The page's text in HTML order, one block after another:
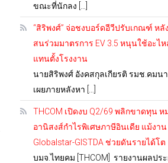
ขณะที่นักลง […]
“สิริพงศ์” จ่อชงบอร์ดอีวีปรับเกณฑ์ หลั
สนร่วมมาตรการ EV 3.5 หนุนใช้อะไห
แทนตั้งโรงงาน
นายสิริพงศ์ อังคสกุลเกียรติ รมช.คมน
เผยภายหลังหา […]
THCOM เปิดงบ Q2/69 พลิกขาดทุน ห
อานิสงส์กำไรพิเศษภาษีอินเดีย แม้งาน
Globalstar-GISTDA ช่วยดันรายได้โต
บมจ.ไทยคม [THCOM] รายงานผลปร